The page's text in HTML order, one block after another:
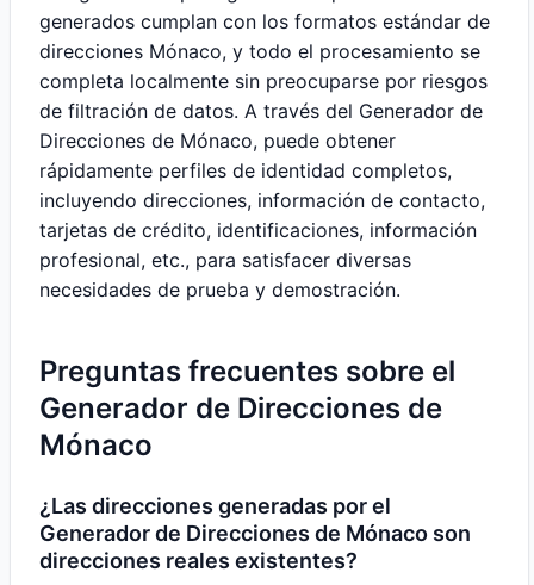
generados cumplan con los formatos estándar de
direcciones Mónaco, y todo el procesamiento se
completa localmente sin preocuparse por riesgos
de filtración de datos. A través del Generador de
Direcciones de Mónaco, puede obtener
rápidamente perfiles de identidad completos,
incluyendo direcciones, información de contacto,
tarjetas de crédito, identificaciones, información
profesional, etc., para satisfacer diversas
necesidades de prueba y demostración.
Preguntas frecuentes sobre el
Generador de Direcciones de
Mónaco
¿Las direcciones generadas por el
Generador de Direcciones de Mónaco son
direcciones reales existentes?